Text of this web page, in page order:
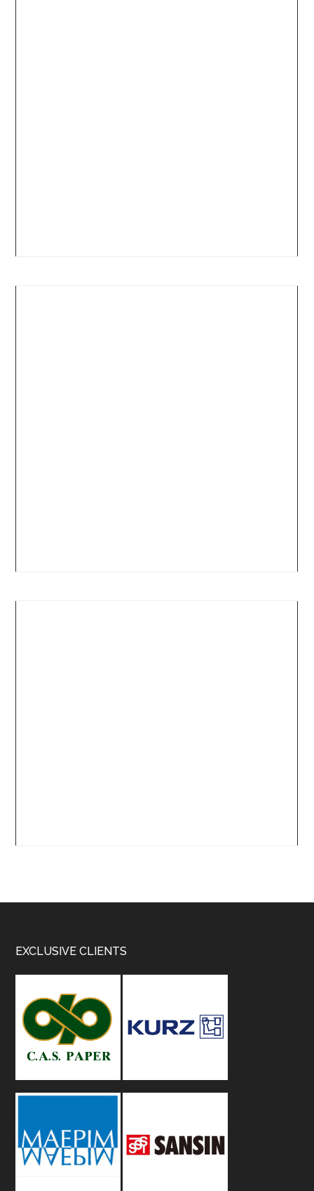
Footer
EXCLUSIVE CLIENTS